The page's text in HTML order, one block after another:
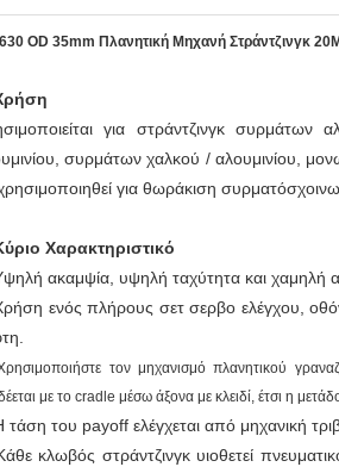
OD 35mm Πλανητική Μηχανή Στράντζινγκ
για στράντζινγκ
συρμάτων χαλκού / αλουμινίου,
για θωράκιση
Χαρακτηριστικό
ακαμψία, υψηλή ταχύτητα και χαμηλή
ενός πλήρους σετ σερβο ελέγχου,
τον μηχανισμό πλανητικού
με το cradle μέσω άξονα με κλειδί, έτσι η
τάση του payoff ελέγχεται από μηχανική
κλωβός στράντζινγκ υιοθετεί